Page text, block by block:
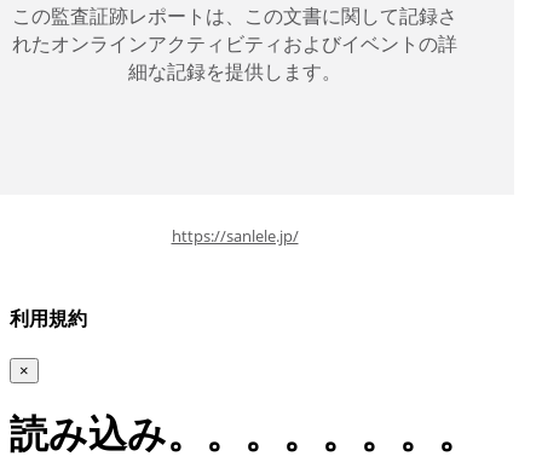
この監査証跡レポートは、この文書に関して記録さ
れたオンラインアクティビティおよびイベントの詳
細な記録を提供します。
https://sanlele.jp/
利用規約
×
読み込み。。。。。。。。